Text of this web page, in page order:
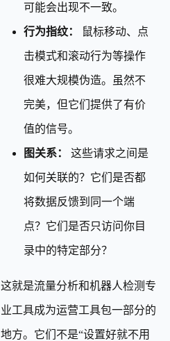
可能会出现不一致。
行为指纹： 鼠标移动、点
击模式和滚动行为等操作
很难大规模伪造。虽然不
完美，但它们提供了有价
值的信号。
图关系： 这些请求之间是
如何关联的？它们是否都
将数据反馈到同一个端
点？它们是否只访问你目
录中的特定部分？
这就是流量分析和机器人检测专
业工具成为运营工具包一部分的
地方。它们不是“设置好就不用